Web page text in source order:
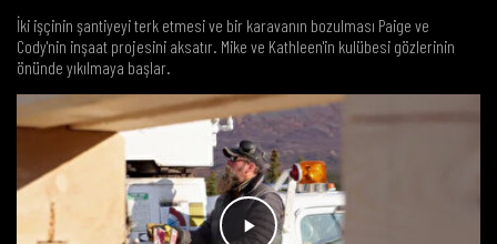
İki işçinin şantiyeyi terk etmesi ve bir karavanın bozulması Paige ve
Cody'nin inşaat projesini aksatır. Mike ve Kathleen'in kulübesi gözlerinin
önünde yıkılmaya başlar.